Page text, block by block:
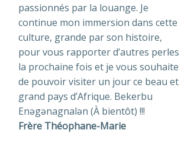
passionnés par la louange. Je
continue mon immersion dans cette
culture, grande par son histoire,
pour vous rapporter d’autres perles
la prochaine fois et je vous souhaite
de pouvoir visiter un jour ce beau et
grand pays d’Afrique. Bekerbu
Enəgənagnalən (À bientôt) !!!
Frère Théophane-Marie